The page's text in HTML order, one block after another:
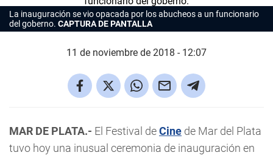
La inauguración se vio opacada por los abucheos a un funcionario
del goberno. CAPTURA DE PANTALLA
11 de noviembre de 2018 - 12:07
MAR DE PLATA.- El Festival deCine de Mar del Plata
tuvo hoy una inusual ceremonia de inauguración en